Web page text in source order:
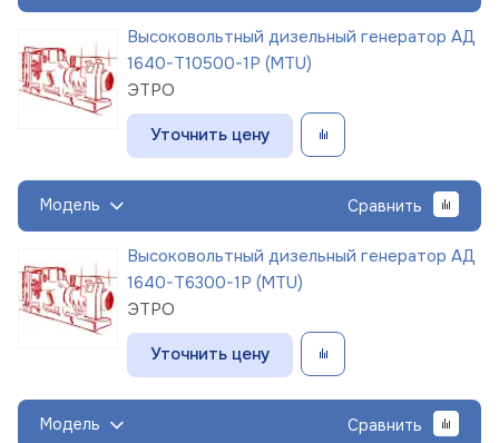
Высоковольтный дизельный генератор АД
1640-Т10500-1Р (MTU)
ЭТРО
Уточнить цену
Модель Сравнить
Высоковольтный дизельный генератор АД
1640-Т6300-1Р (MTU)
ЭТРО
Уточнить цену
Модель Сравнить